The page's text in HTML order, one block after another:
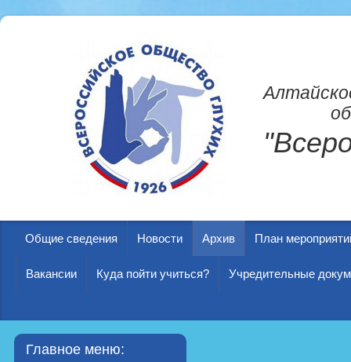
Общие сведения Новости Архив План
Вакансии Куда пойти учиться? Учредительные
Главное меню: